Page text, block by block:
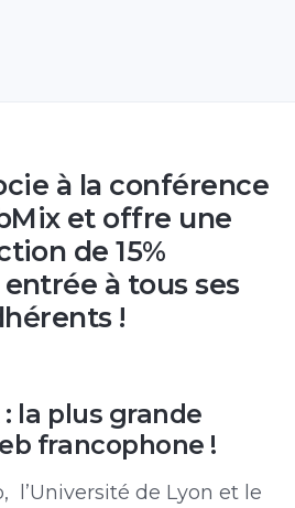
à la conférence
et offre une
de 15%
à tous ses
!
la plus grande
francophone !
l’Université de Lyon et le